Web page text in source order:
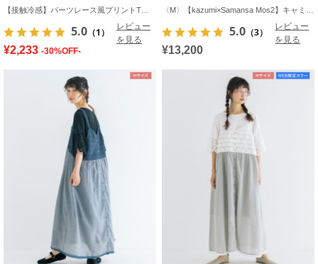
5.0 （1）
レビュー
を見る
¥2,233 -30%OFF-
5.0 （3）
レビュー
を見る
¥13,200